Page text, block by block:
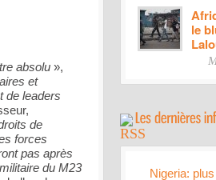
absolu »,
et
de leaders
de
forces
pas après
du M23
le
Nigeria: